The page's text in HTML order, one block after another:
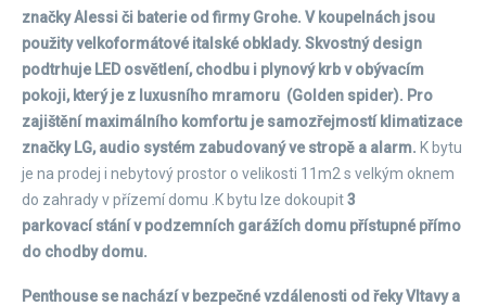
značky Alessi či baterie od firmy Grohe. V koupelnách jsou
použity velkoformátové italské obklady. Skvostný design
podtrhuje LED osvětlení, chodbu i plynový krb v obývacím
pokoji, který je z luxusního mramoru (Golden spider). Pro
zajištění maximálního komfortu je samozřejmostí klimatizace
značky LG, audio systém zabudovaný ve stropě a alarm. K bytu
je na prodej i nebytový prostor o velikosti 11m2 s velkým oknem
do zahrady v přízemí domu .K bytu lze dokoupit3
parkovací stání v podzemních garážích domu přístupné přímo
do chodby domu.
Penthouse se nachází v bezpečné vzdálenosti od řeky Vltavy a